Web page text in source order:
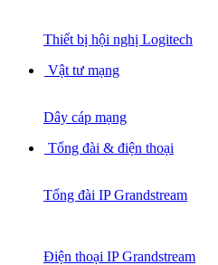
Thiết bị hội nghị Logitech
Vật tư mạng
Dây cáp mạng
Tổng đài & điện thoại
Tổng đài IP Grandstream
Điện thoại IP Grandstream